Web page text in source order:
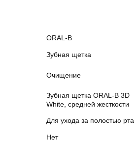
ORAL-B
Зубная щетка
Очищение
Зубная щетка ORAL-B 3D
White, средней жесткости
Для ухода за полостью рта
Нет